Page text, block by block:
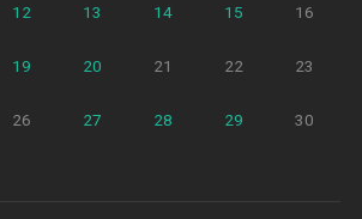
12 13 14 15 16
19 20 21 22 23
26 27 28 29 30